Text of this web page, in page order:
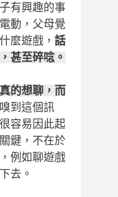
有興趣的事
動，父母覺
麼遊戲， 話
甚至碎唸。
的想聊，而
到這個訊
容易因此起
鍵，不在於
例如聊遊戲
去。